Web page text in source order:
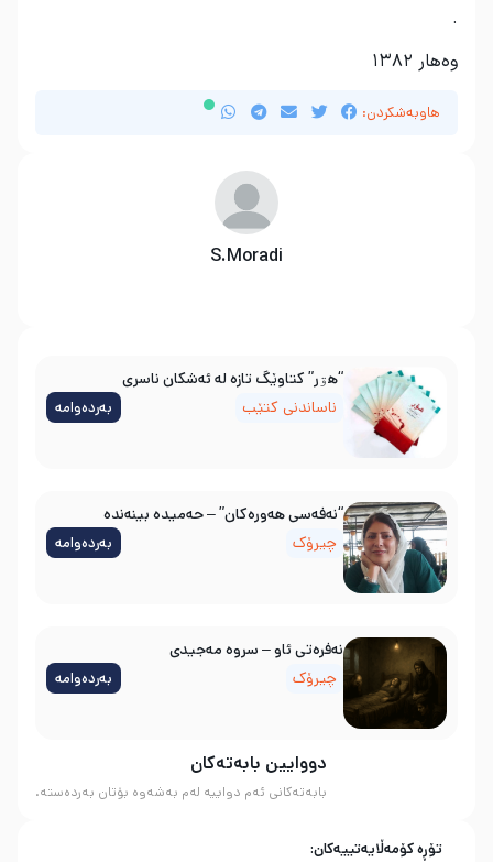
.
وەهار ١٣٨٢
هاوبەشکردن:
S.Moradi
دووایین بابەتەکان
بابەتەکانی ئەم دواییە لەم بەشەوە بۆتان بەردەستە.
“هۊر” کتاوێگ تازە لە ئەشکان ناسری
ناساندنی کتێب
بەردەوامە
“نەفەسی هەورەکان” – حەمیدە بینەندە
چیرۆک
بەردەوامە
نه‌فره‌تی ئاو – سروه‌ مه‌جیدی
چیرۆک
بەردەوامە
تۆڕە کۆمەڵایەتییەکان: